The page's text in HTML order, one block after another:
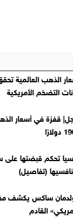
التضخم الأمريكية
قفزة في أسعار
تحكم قبضتها على
(تفاصيل)
ساكس يكشف
القادم